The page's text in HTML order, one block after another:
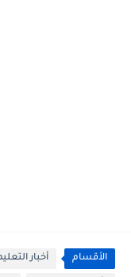
الأقسام أخبار